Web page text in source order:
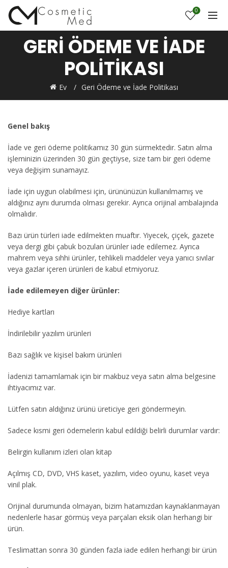
0
GERI ÖDEME VE İADE
POLITIKASI
Ev Geri Ödeme ve İade Politikası
Genel bakış
İade ve geri ödeme politikamız 30 gün sürmektedir. Satın alma
işleminizin üzerinden 30 gün geçtiyse, size tam bir geri ödeme
veya değişim sunamayız.
İade için uygun olabilmesi için, ürününüzün kullanılmamış ve
aldığınız aynı durumda olması gerekir. Ayrıca orijinal ambalajında
olmalıdır.
Bazı ürün türleri iade edilmekten muaftır. Yiyecek, çiçek, gazete
veya dergi gibi çabuk bozulan ürünler iade edilemez. Ayrıca
mahrem veya sıhhi ürünler, tehlikeli maddeler veya yanıcı sıvılar
veya gazlar içeren ürünleri de kabul etmiyoruz.
İade edilemeyen diğer ürünler:
Hediye kartları
İndirilebilir yazılım ürünleri
Bazı sağlık ve kişisel bakım ürünleri
İadenizi tamamlamak için bir makbuz veya satın alma belgesine
ihtiyacımız var.
Lütfen satın aldığınız ürünü üreticiye geri göndermeyin.
Sadece kısmi geri ödemelerin kabul edildiği belirli durumlar vardır:
Belirgin kullanım izleri olan kitap
Açılmış CD, DVD, VHS kaset, yazılım, video oyunu, kaset veya
vinil plak.
Orijinal durumunda olmayan, bizim hatamızdan kaynaklanmayan
nedenlerle hasar görmüş veya parçaları eksik olan herhangi bir
ürün.
Teslimattan sonra 30 günden fazla iade edilen herhangi bir ürün